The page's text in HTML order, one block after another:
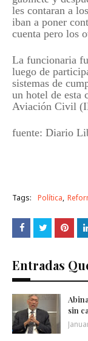
les contaran a
iban a poner
cuenta pero los
La funcionaria
luego de
sistemas de
un hotel de esta
Aviación Civil
fuente: Diario
Tags: Política
Entradas
sin